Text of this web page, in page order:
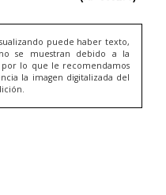
puede haber texto,
se muestran debido a la
por lo que le recomendamos
la imagen digitalizada del